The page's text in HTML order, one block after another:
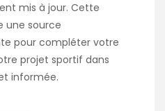
mis à jour. Cette
une source
pour compléter votre
projet sportif dans
informée.